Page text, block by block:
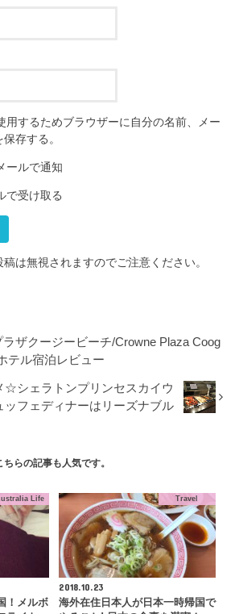
用するためブラウザーに自分の名前、メー
存する。
ールで通知
で受け取る
は無視されますのでご注意ください。
ラザクージービーチ/Crowne Plaza Coog
テル宿泊レビュー
☆シェラトンプリンセスカイウ
ッフェディナーはリーズナブル
ちらの記事も人気です。
Life
！メルボ
Travel
2018.10.23
海外在住日本人が日本一時帰国で